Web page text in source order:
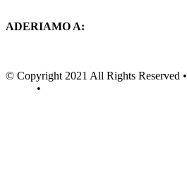
ADERIAMO A:
© Copyright 2021 All Rights Reserved •
•